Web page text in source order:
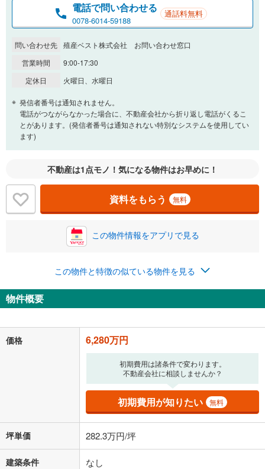
電話で問い合わせる
0078-6014-59188
通話料無料
問い合わせ先 殖産ベスト株式会社 お問い合わせ窓口
営業時間
9:00-17:30
定休日
火曜日、水曜日
発信者番号は通知されません。
電話がつながらなかった場合に、不動産会社から折り返し電話がくるこ
とがあります。(発信者番号は通知されない特別なシステムを使用してい
ます)
不動産は1点モノ！気になる物件はお早めに！
資料をもらう 無料
この物件情報をアプリで見る
この物件と特徴の似ている物件を見る
物件概要
価格 6,280万円
初期費用は諸条件で変わります。
不動産会社に相談しませんか？
初期費用が知りたい 無料
坪単価 282.3万円/坪
建築条件 なし